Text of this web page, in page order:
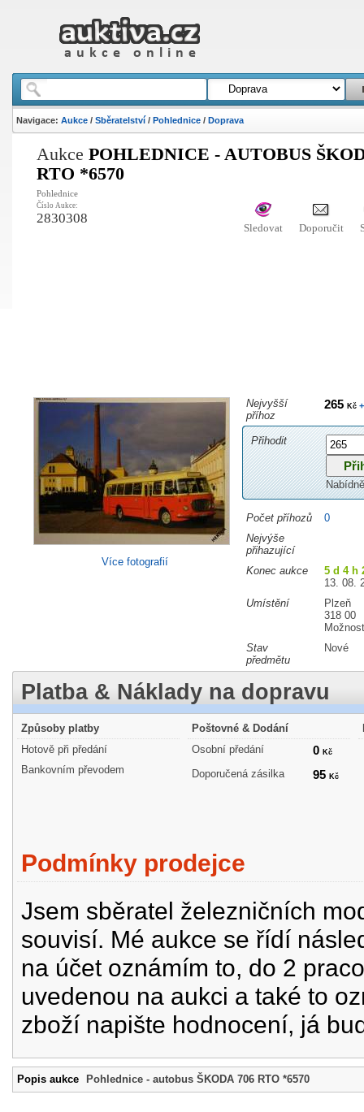
Navigace: Aukce/ Sběratelství/ Pohlednice/ Doprava
Aukce POHLEDNICE - AUTOBUS
RTO *6570
Pohlednice
Číslo Aukce:
2830308
Sledovat Doporučit
Více fotografií
Nejvyšší
příhoz
265 Kč+
Přihodit
Počet příhozů
0
Nejvýše
přihazující
Konec aukce
5 d 4 h
13. 08.
Umístění
Plzeň
318 00
Stav
předmětu
Nové
Platba & Náklady na dopravu
Způsoby platby
Hotově při předání
Bankovním převodem
Poštovné & Dodání
Osobní předání
0 Kč
Doporučená zásilka 95 Kč
Podmínky prodejce
Jsem sběratel železničních
souvisí. Mé aukce se řídí
na účet oznámím to, do 2
uvedenou na aukci a také to
zboží napište hodnocení, já
Popis aukce Pohlednice - autobus ŠKODA 706 RTO *6570